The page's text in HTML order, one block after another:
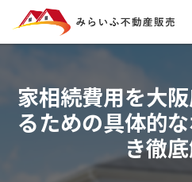
家相続費用を大
るための具体的
き徹